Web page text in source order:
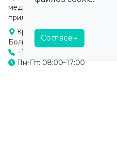
медицинскую помощь
прилегающих территорий.
Красноуральск, пер. Янкина,
Больничный городок
+7 (34343) 2-12-12
Пн-Пт: 08:00–17:00
Согласен